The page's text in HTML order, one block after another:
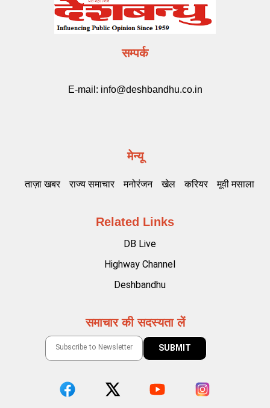
सम्पर्क
E-mail: info@deshbandhu.co.in
मेन्यू
ताज़ा खबर राज्य समाचार मनोरंजन खेल करियर मूवी मसाला
Related Links
DB Live
Highway Channel
Deshbandhu
समाचार की सदस्यता लें